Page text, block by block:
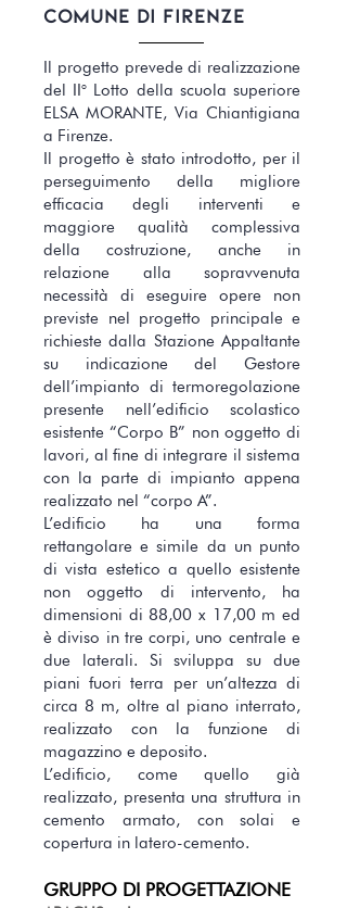
COMUNE DI FIRENZE
Il progetto prevede di realizzazione
del II° Lotto della scuola superiore
ELSA MORANTE, Via Chiantigiana
a Firenze.
Il progetto è stato introdotto, per il
perseguimento della migliore
efficacia degli interventi e
maggiore qualità complessiva
della costruzione, anche in
relazione alla sopravvenuta
necessità di eseguire opere non
previste nel progetto principale e
richieste dalla Stazione Appaltante
su indicazione del Gestore
dell’impianto di termoregolazione
presente nell’edificio scolastico
esistente “Corpo B” non oggetto di
lavori, al fine di integrare il sistema
con la parte di impianto appena
realizzato nel “corpo A”.
L’edificio ha una forma
rettangolare e simile da un punto
di vista estetico a quello esistente
non oggetto di intervento, ha
dimensioni di 88,00 x 17,00 m ed
è diviso in tre corpi, uno centrale e
due laterali. Si sviluppa su due
piani fuori terra per un’altezza di
circa 8 m, oltre al piano interrato,
realizzato con la funzione di
magazzino e deposito.
L’edificio, come quello già
realizzato, presenta una struttura in
cemento armato, con solai e
copertura in latero-cemento.
GRUPPO DI PROGETTAZIONE